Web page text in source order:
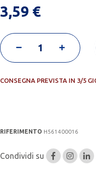
3,59 €
CONSEGNA PREVISTA IN 3/5
RIFERIMENTO H561400016
Condividi su